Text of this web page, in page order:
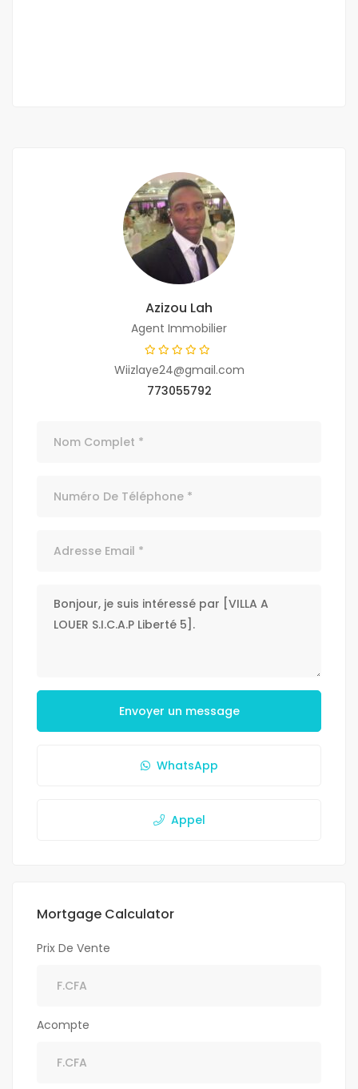
Azizou Lah
Agent Immobilier
Wiizlaye24@gmail.com
773055792
Envoyer un message
WhatsApp
Appel
Mortgage Calculator
Prix De Vente
Acompte